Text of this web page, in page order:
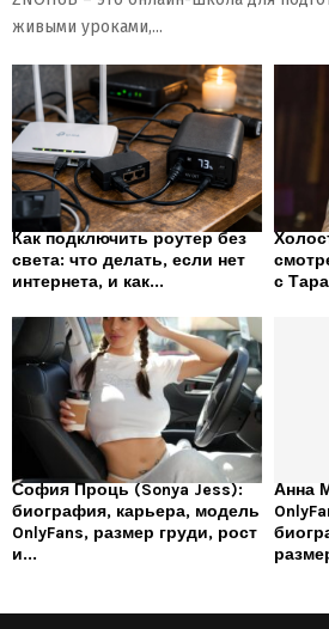
живыми уроками,...
Как подключить роутер без
света: что делать, если нет
интернета, и как...
с
София Проць (Sonya Jess):
биография, карьера, модель
OnlyFans, размер груди, рост
и...
Анна